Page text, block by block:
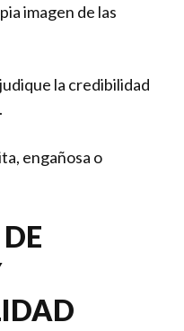
imagen de las
la credibilidad
engañosa o